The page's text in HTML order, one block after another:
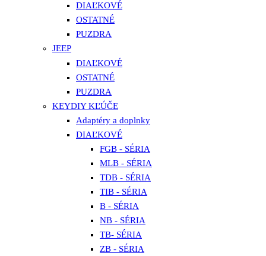
DIAĽKOVÉ
OSTATNÉ
PUZDRA
JEEP
DIAĽKOVÉ
OSTATNÉ
PUZDRA
KEYDIY KĽÚČE
Adaptéry a doplnky
DIAĽKOVÉ
FGB - SÉRIA
MLB - SÉRIA
TDB - SÉRIA
TIB - SÉRIA
B - SÉRIA
NB - SÉRIA
TB- SÉRIA
ZB - SÉRIA